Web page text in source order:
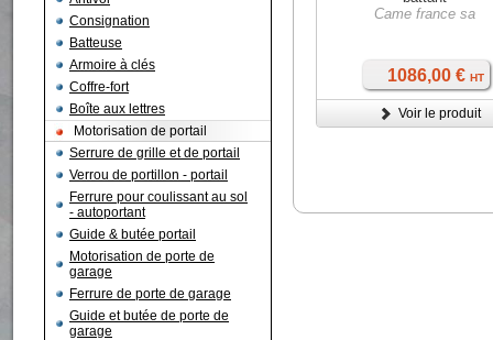
Consignation
Batteuse
Armoire à clés
Coffre-fort
Boîte aux lettres
Motorisation de portail
Serrure de grille et de portail
Verrou de portillon - portail
Ferrure pour coulissant au sol
- autoportant
Guide & butée portail
Motorisation de porte de
garage
Ferrure de porte de garage
Guide et butée de porte de
garage
Came france sa
1086,00 € HT
Voir le produit